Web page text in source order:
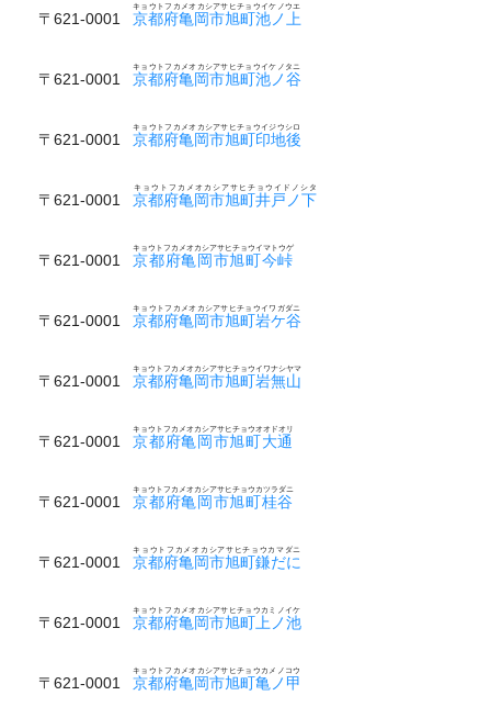
〒621-0001 京都府亀岡市旭町池ノ上
キョウトフカメオカシアサヒチョウイケノウエ
〒621-0001 京都府亀岡市旭町池ノ谷
キョウトフカメオカシアサヒチョウイケノタニ
〒621-0001 京都府亀岡市旭町印地後
キョウトフカメオカシアサヒチョウイジウシロ
〒621-0001 京都府亀岡市旭町井戸ノ下
キョウトフカメオカシアサヒチョウイドノシタ
〒621-0001 京都府亀岡市旭町今峠
キョウトフカメオカシアサヒチョウイマトウゲ
〒621-0001 京都府亀岡市旭町岩ケ谷
キョウトフカメオカシアサヒチョウイワガダニ
〒621-0001 京都府亀岡市旭町岩無山
キョウトフカメオカシアサヒチョウイワナシヤマ
〒621-0001 京都府亀岡市旭町大通
キョウトフカメオカシアサヒチョウオオドオリ
〒621-0001 京都府亀岡市旭町桂谷
キョウトフカメオカシアサヒチョウカツラダニ
〒621-0001 京都府亀岡市旭町鎌だに
キョウトフカメオカシアサヒチョウカマダニ
〒621-0001 京都府亀岡市旭町上ノ池
キョウトフカメオカシアサヒチョウカミノイケ
〒621-0001 京都府亀岡市旭町亀ノ甲
キョウトフカメオカシアサヒチョウカメノコウ